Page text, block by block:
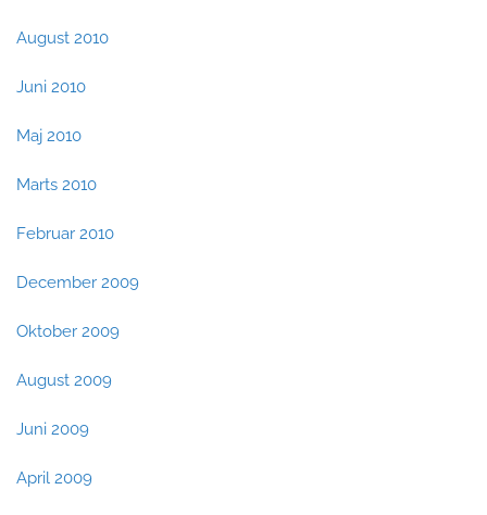
August 2010
Juni 2010
Maj 2010
Marts 2010
Februar 2010
December 2009
Oktober 2009
August 2009
Juni 2009
April 2009